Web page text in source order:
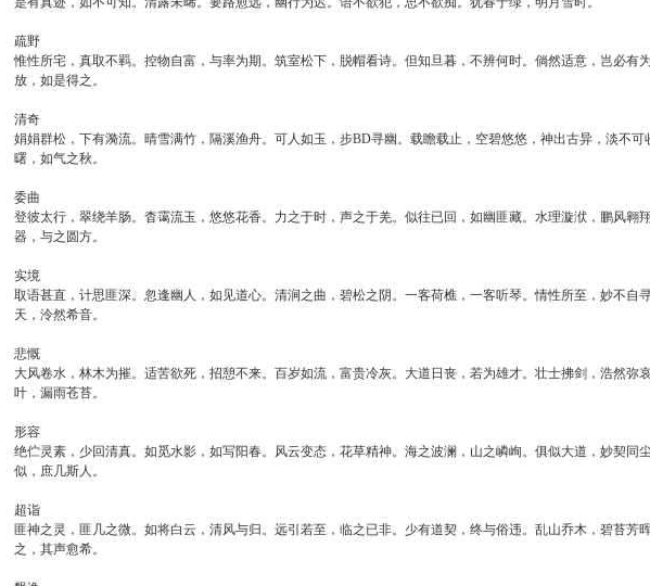
疏野
惟性所宅，真取不羁。控物自富，与率为期。筑室松下，脱帽看诗。但知旦暮，不辨何时。倘然适意，岂必有
放，如是得之。
清奇
娟娟群松，下有漪流。晴雪满竹，隔溪渔舟。可人如玉，步BD寻幽。载瞻载止，空碧悠悠，神出古异，淡不可
曙，如气之秋。
委曲
登彼太行，翠绕羊肠。杳霭流玉，悠悠花香。力之于时，声之于羌。似往已回，如幽匪藏。水理漩洑，鹏风翱
器，与之圆方。
实境
取语甚直，计思匪深。忽逢幽人，如见道心。清涧之曲，碧松之阴。一客荷樵，一客听琴。情性所至，妙不自
天，泠然希音。
悲慨
大风卷水，林木为摧。适苦欲死，招憩不来。百岁如流，富贵冷灰。大道日丧，若为雄才。壮士拂剑，浩然弥
叶，漏雨苍苔。
形容
绝伫灵素，少回清真。如觅水影，如写阳春。风云变态，花草精神。海之波澜，山之嶙峋。俱似大道，妙契同
似，庶几斯人。
超诣
匪神之灵，匪几之微。如将白云，清风与归。远引若至，临之已非。少有道契，终与俗违。乱山乔木，碧苔芳
之，其声愈希。